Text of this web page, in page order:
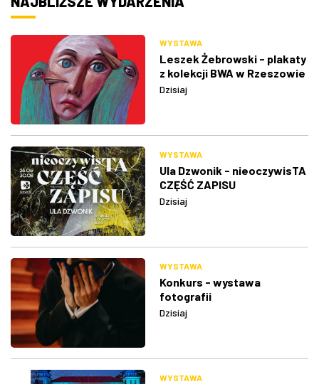
WYSTAWA
Leszek Żebrowski - plakaty
z kolekcji BWA w Rzeszowie
Dzisiaj
WYSTAWA
Ula Dzwonik - nieoczywisTA
CZĘŚĆ ZAPISU
Dzisiaj
WYSTAWA
Konkurs - wystawa
fotografii
Dzisiaj
WYSTAWA